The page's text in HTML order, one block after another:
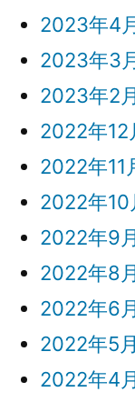
2023年4
2023年3
2023年2
2022年12
2022年11
2022年10
2022年9
2022年8
2022年6
2022年5月
2022年4